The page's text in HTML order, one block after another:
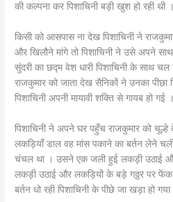
की कल्पना कर पिशाचिनी बड़ी खुश हो रही थी ।
किसी को आसपास ना देख पिशाचिनी ने
और खिलौने मांगे तो पिशाचिनी ने उसे अपने
सुंदरी का छद्म वेश धारी पिशाचिनी के साथ
राजकुमार को जाता देख सैनिकों ने उनका पीछा
पिशाचिनी अपनी मायावी शक्ति से गायब हो गई ।
पिशाचिनी ने अपने घर पहुँच राजकुमार को चूल्हे
लकड़ियाँ डाल वह मांस पकाने का बर्तन लेने
चंचल था । उसने एक जली हुई लकड़ी उठाई
लकड़ी उठाई और लकड़ियों के बड़े गठ्ठर पर
बर्तन धो रही पिशाचिनी के पीछे जा खड़ा हो गया